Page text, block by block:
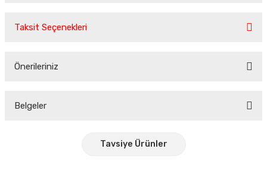
Taksit Seçenekleri
Önerileriniz
konularda yetersiz gördüğünüz noktaları öneri formunu
Belgeler
Tavsiye Ürünler